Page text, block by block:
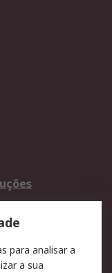
e ambiente
para analisar a
a sua